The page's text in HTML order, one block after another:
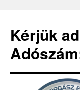
Kérjük